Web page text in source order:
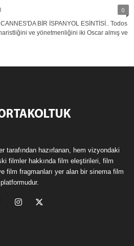
0
BİR İSPANYOL ESİNTİSİ.. Todos
ve yönetmenliğini iki Oscar almış ve
tarafından hazırlanan, hem vizyondaki
filmler hakkında film eleştirileri, film
film fragmanları yer alan bir sinema film
platformudur.